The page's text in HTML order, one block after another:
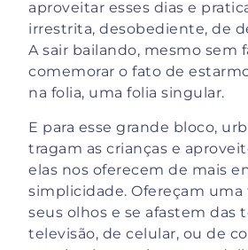
aproveitar esses dias e
irrestrita, desobediente, de
A sair bailando, mesmo sem
comemorar o fato de
na folia, uma folia singular.
E para esse grande bloco,
tragam as crianças e
elas nos oferecem de mais
simplicidade. Ofereçam uma
seus olhos e se afastem das
televisão, de celular, ou de